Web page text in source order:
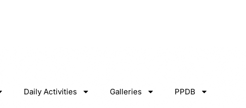
Daily Activities Galleries PPDB